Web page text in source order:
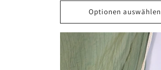
Optionen auswählen